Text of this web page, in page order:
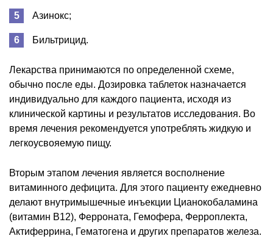
Азинокс;
Бильтрицид.
Лекарства принимаются по определенной схеме,
обычно после еды. Дозировка таблеток назначается
индивидуально для каждого пациента, исходя из
клинической картины и результатов исследования. Во
время лечения рекомендуется употреблять жидкую и
легкоусвояемую пищу.
Вторым этапом лечения является восполнение
витаминного дефицита. Для этого пациенту ежедневно
делают внутримышечные инъекции Цианокобаламина
(витамин В12), Ферроната, Гемофера, Ферроплекта,
Актиферрина, Гематогена и других препаратов железа.